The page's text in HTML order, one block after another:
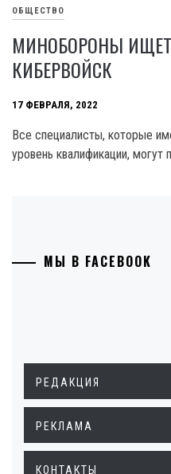
ОБЩЕСТВО
МИНОБОРОНЫ
КИБЕРВОЙСК
17 ФЕВРАЛЯ, 2022
Все специалисты, которые
уровень квалификации, могут
МЫ В FACEBOOK
РЕДАКЦИЯ
РЕКЛАМА
КОНТАКТЫ